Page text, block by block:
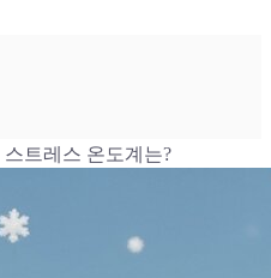
트레스 온도계는?